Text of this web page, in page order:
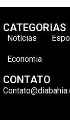
CATEGORIAS
Notícias
Economia
CONTATO